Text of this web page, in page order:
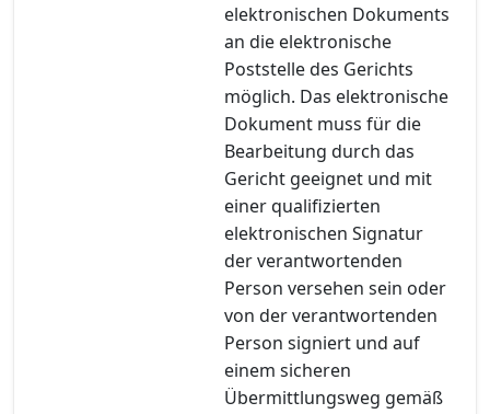
elektronischen Dokuments
an die elektronische
Poststelle des Gerichts
möglich. Das elektronische
Dokument muss für die
Bearbeitung durch das
Gericht geeignet und mit
einer qualifizierten
elektronischen Signatur
der verantwortenden
Person versehen sein oder
von der verantwortenden
Person signiert und auf
einem sicheren
Übermittlungsweg gemäß